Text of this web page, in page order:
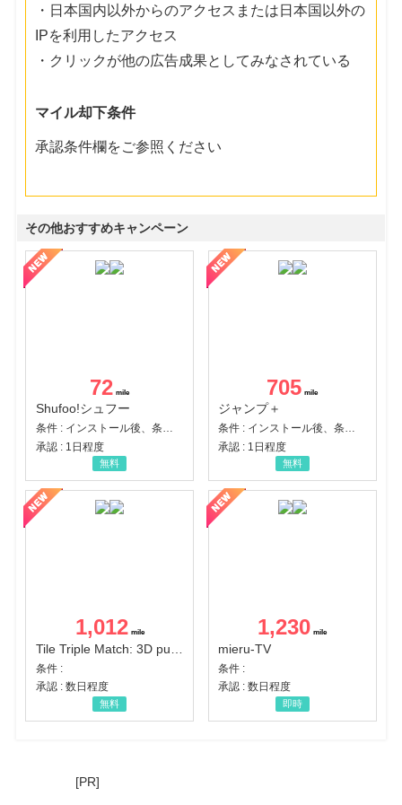
・日本国内以外からのアクセスまたは日本国以外の
IPを利用したアクセス
・クリックが他の広告成果としてみなされている
マイル却下条件
承認条件欄をご参照ください
その他おすすめキャンペーン
72
Shufoo!シュフー
条件 : インストール後、条件達成
承認 : 1日程度
無料
705
ジャンプ＋
条件 : インストール後、条件達成
承認 : 1日程度
無料
1,012
条件 :
承認 : 数日程度
無料
1,230
mieru-TV
条件 :
承認 : 数日程度
即時
[PR]